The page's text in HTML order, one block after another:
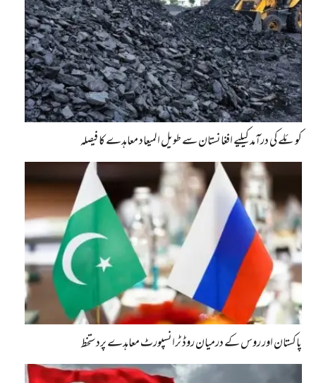
کوئلے کی درآمد کیلیے افغانستان سے طویل المیعاد معاہدے کا فیصلہ
پاکستان اور روس کے درمیان روڈ ٹرانسپورٹ معاہدے پردستخط